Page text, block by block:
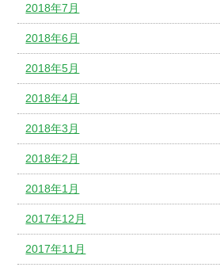
2018年7月
2018年6月
2018年5月
2018年4月
2018年3月
2018年2月
2018年1月
2017年12月
2017年11月